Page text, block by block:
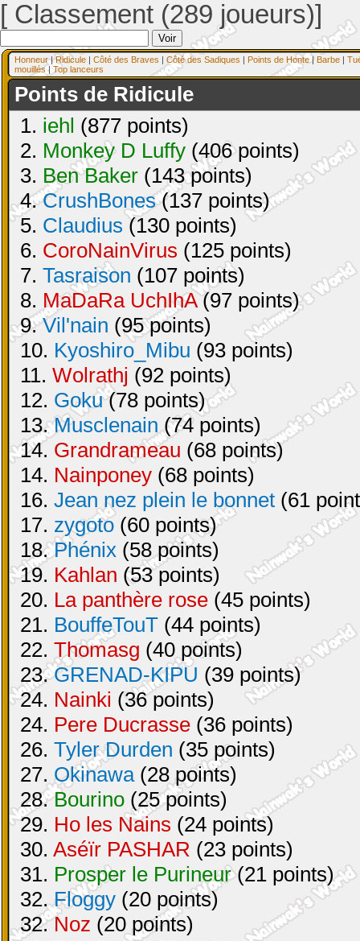
[ Classement (289 joueurs)]
Honneur|Ridicule | Côté des Braves | Côté des Sadiques | Points de Honte| Barbe |
mouillés| Top lanceurs
Points de Ridicule
1. iehl (877 points)
2. Monkey D Luffy (406 points)
3. Ben Baker (143 points)
4.CrushBones(137 points)
5. Claudius (130 points)
6. CoroNainVirus (125 points)
7. Tasraison (107 points)
8. MaDaRa UchIhA(97 points)
9.Vil'nain (95 points)
10. Kyoshiro_Mibu (93 points)
11. Wolrathj (92 points)
12. Goku(78 points)
13.Musclenain (74 points)
14. Grandrameau (68 points)
14. Nainponey (68 points)
16. Jean nez plein le bonnet (61
17. zygoto (60 points)
18.Phénix (58 points)
19. Kahlan (53 points)
20. La panthère rose (45 points)
21. BouffeTouT (44 points)
22. Thomasg (40 points)
23.GRENAD-KIPU (39 points)
24. Nainki (36 points)
24. Pere Ducrasse (36 points)
26. Tyler Durden (35 points)
27. Okinawa(28 points)
28.Bourino (25 points)
29. Ho les Nains (24 points)
30. Aséïr PASHAR (23 points)
31. Prosper le Purineur(21 points)
32.Floggy (20 points)
32.Noz (20 points)